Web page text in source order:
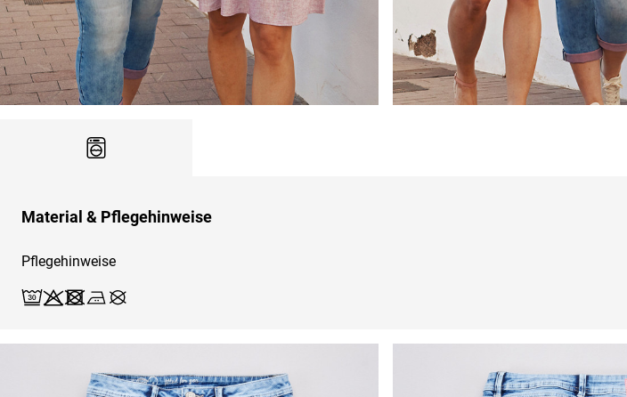
Material & Pflegehinweise
Pflegehinweise